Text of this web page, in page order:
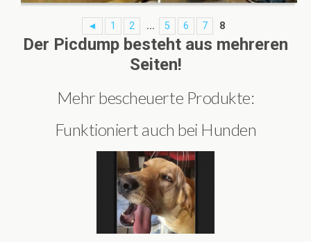
◄ 1 2 ... 5 6 7 8
Der Picdump besteht aus mehreren
Seiten!
Mehr bescheuerte Produkte:
Funktioniert auch bei Hunden